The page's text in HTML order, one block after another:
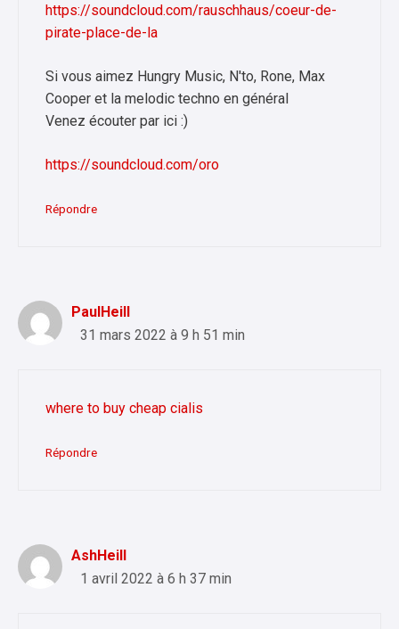
https://soundcloud.com/rauschhaus/coeur-de-
pirate-place-de-la
Si vous aimez Hungry Music, N'to, Rone, Max
Cooper et la melodic techno en général
Venez écouter par ici :)
https://soundcloud.com/oro
Répondre
PaulHeill
31 mars 2022 à 9 h 51 min
where to buy cheap cialis
Répondre
AshHeill
1 avril 2022 à 6 h 37 min